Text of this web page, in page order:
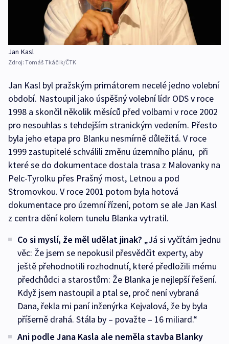
Jan Kasl
Zdroj:Tomáš Tkáčik/ČTK
Jan Kasl byl pražským primátorem necelé jedno volební
období. Nastoupil jako úspěšný volební lídr ODS v roce
1998 a skončil několik měsíců před volbami v roce 2002
pro nesouhlas s tehdejším stranickým vedením. Přesto
byla jeho etapa pro Blanku nesmírně důležitá. V roce
1999 zastupitelé schválili změnu územního plánu, při
které se do dokumentace dostala trasa z Malovanky na
Pelc-Tyrolku přes Prašný most, Letnou a pod
Stromovkou. V roce 2001 potom byla hotová
dokumentace pro územní řízení, potom se ale Jan Kasl
z centra dění kolem tunelu Blanka vytratil.
Co si myslí, že měl udělat jinak? „Já si vyčítám jednu
věc: Že jsem se nepokusil přesvědčit experty, aby
ještě přehodnotili rozhodnutí, které předložili mému
předchůdci a starostům: Že Blanka je nejlepší řešení.
Když jsem nastoupil a ptal se, proč není vybraná
Dana, řekla mi paní inženýrka Kejvalová, že by byla
příšerně drahá. Stála by – považte – 16 miliard.“
Ani podle Jana Kasla ale neměla stavba Blanky